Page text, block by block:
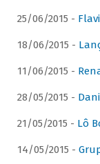
25/06/2015 -
18/06/2015 -
11/06/2015 -
28/05/2015 -
21/05/2015 - Lô
14/05/2015 -